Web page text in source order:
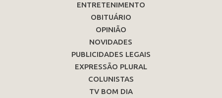
ENTRETENIMENTO
OBITUÁRIO
OPINIÃO
NOVIDADES
PUBLICIDADES LEGAIS
EXPRESSÃO PLURAL
COLUNISTAS
TV BOM DIA